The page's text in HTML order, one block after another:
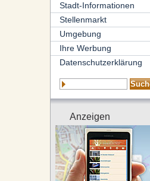
Stadt-Informationen
Stellenmarkt
Umgebung
Ihre Werbung
Datenschutzerklärung
Anzeigen